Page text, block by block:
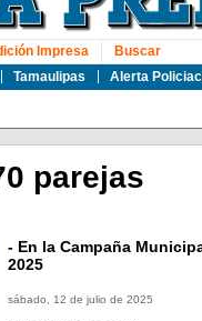
Tamaulipas Alerta
Impresa Buscar
parejas
- En la Campaña
2025
sábado, 12 de julio de 2025